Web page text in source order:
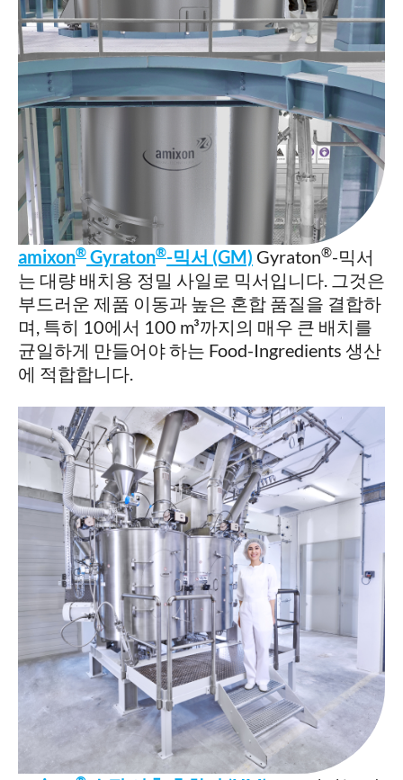
amixon® Gyraton®-믹서 (GM) Gyraton®-믹서
는 대량 배치용 정밀 사일로 믹서입니다. 그것은
부드러운 제품 이동과 높은 혼합 품질을 결합하
며, 특히 10에서 100 m³까지의 매우 큰 배치를
균일하게 만들어야 하는 Food-Ingredients 생산
에 적합합니다.